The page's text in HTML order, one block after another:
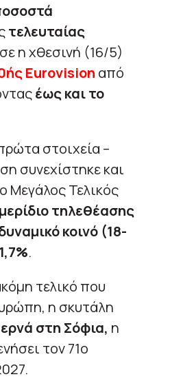
τελευταίας
η χθεσινή (16/5)
Eurovision από
έως και το
στοιχεία –
συνεχίστηκε και
Μεγάλος Τελικός
τηλεθέασης
κοινό (18-
.
τελικό που
η σκυτάλη
στη Σόφια, η
τον 71ο